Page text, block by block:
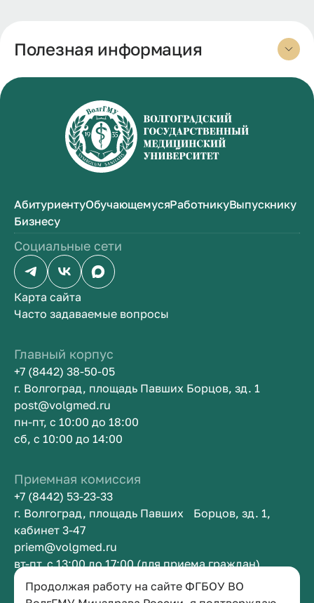
Продолжая работу на сайте ФГБОУ ВО
Полезная информация
АбитуриентуОбучающемусяРаботникуВыпускнику
Бизнесу
Социальные сети
Карта сайта
Часто задаваемые вопросы
Главный корпус
+7 (8442) 38-50-05
г. Волгоград, площадь Павших Борцов, зд. 1
post@volgmed.ru
пн-пт, с 10:00 до 18:00
сб, с 10:00 до 14:00
Приемная комиссия
+7 (8442) 53-23-33
г. Волгоград, площадь Павших Борцов, зд. 1,
кабинет 3-47
priem@volgmed.ru
вт-пт, с 13:00 до 17:00 (для приема граждан)